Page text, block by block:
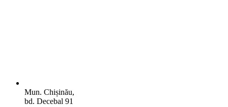
Mun. Chișinău,
bd. Decebal 91